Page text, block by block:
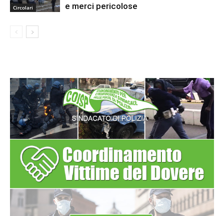
Circolari
e merci pericolose